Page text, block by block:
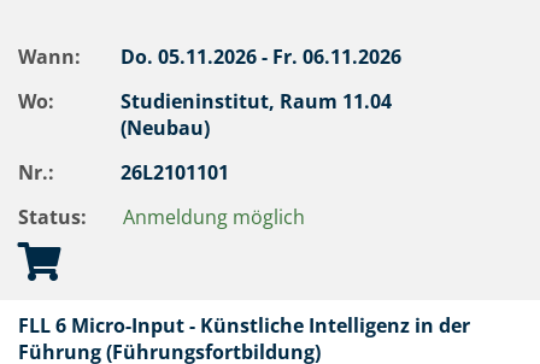
Wann: Do. 05.11.2026 - Fr. 06.11.2026
Wo:
Studieninstitut, Raum 11.04
(Neubau)
Nr.:
26L2101101
Status:
Anmeldung möglich
FLL 6 Micro-Input - Künstliche Intelligenz in der
Führung (Führungsfortbildung)